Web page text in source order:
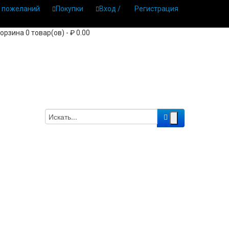
пожеланий Покупки Вход / Регистрация
0 товар(ов) - ₽ 0.00